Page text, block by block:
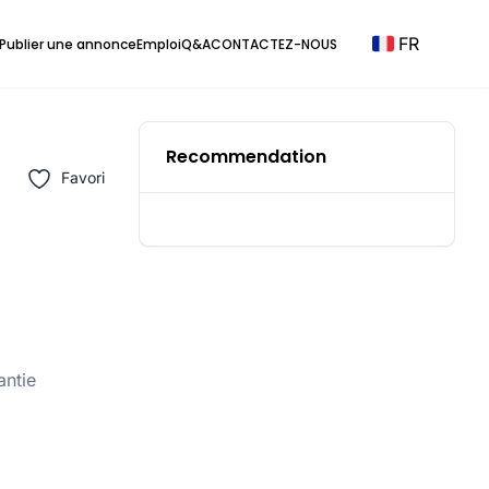
Publier une annonceEmploiQ&ACONTACTEZ-NOUS FR
Favori
Recommendation